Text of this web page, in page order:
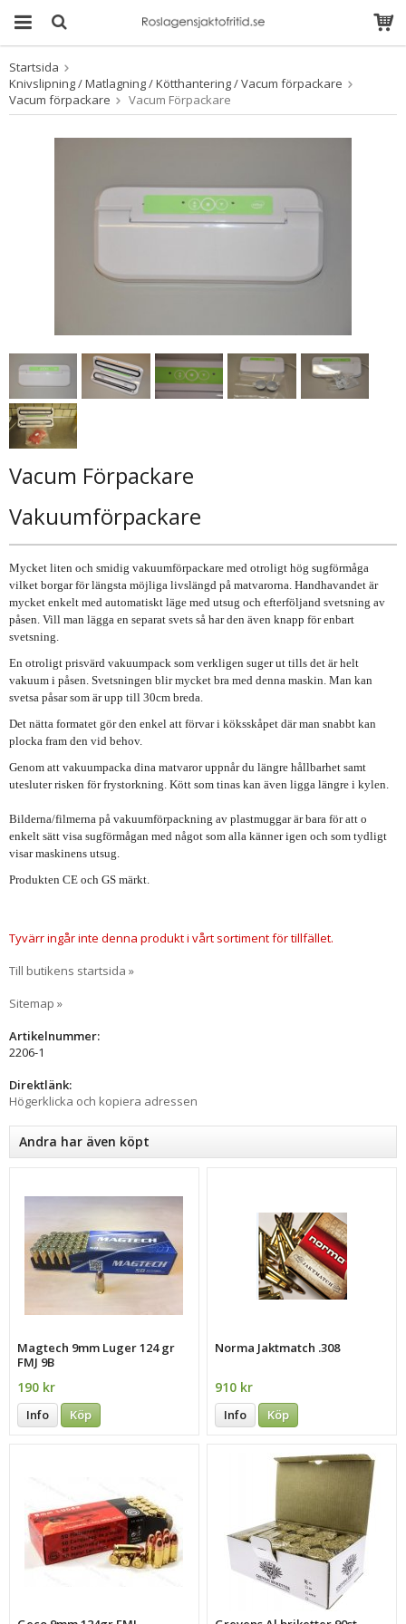
Produkten har blivit
tillagd i varukorgen
Startsida
Knivslipning / Matlagning / Kötthantering / Vacum förpackare
Vacum förpackare
Vacum Förpackare
Vacum Förpackare
Vakuumförpackare
Mycket liten och smidig vakuumförpackare med otroligt hög sugförmåga
vilket borgar för längsta möjliga livslängd på matvarorna. Handhavandet är
mycket enkelt med automatiskt läge med utsug och efterföljand svetsning av
påsen. Vill man lägga en separat svets så har den även knapp för enbart
svetsning.
En otroligt prisvärd vakuumpack som verkligen suger ut tills det är helt
vakuum i påsen. Svetsningen blir mycket bra med denna maskin. Man kan
svetsa påsar som är upp till 30cm breda.
Det nätta formatet gör den enkel att förvar i köksskåpet där man snabbt kan
plocka fram den vid behov.
Genom att vakuumpacka dina matvaror uppnår du längre hållbarhet samt
utesluter risken för frystorkning. Kött som tinas kan även ligga längre i kylen.
Bilderna/filmerna på vakuumförpackning av plastmuggar är bara för att o
enkelt sätt visa sugförmågan med något som alla känner igen och som tydligt
visar maskinens utsug.
Produkten CE och GS märkt.
Tyvärr ingår inte denna produkt i vårt sortiment för tillfället.
Till butikens startsida »
Sitemap »
Artikelnummer:
2206-1
Direktlänk:
Högerklicka och kopiera adressen
Andra har även köpt
Magtech 9mm Luger 124 gr
FMJ 9B
190 kr
Info Köp
Norma Jaktmatch .308
910 kr
Info Köp